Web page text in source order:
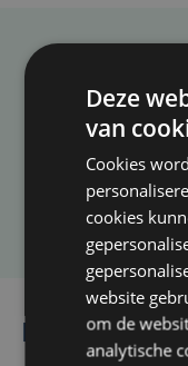
Heb je een
Lees ook
Deze
van
Cookies
cookies
website
om de
analytische